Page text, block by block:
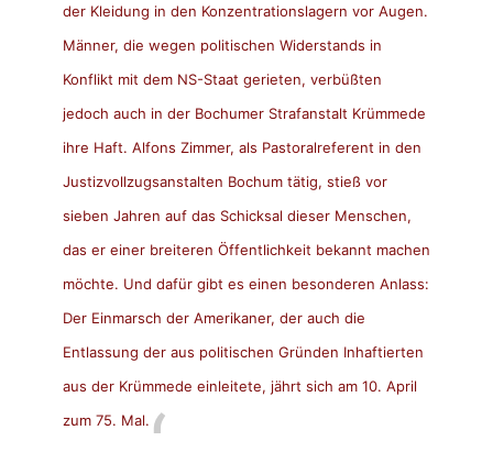
der Kleidung in den Konzentrationslagern vor Augen.
Männer, die wegen politischen Widerstands in
Konflikt mit dem NS-Staat gerieten, verbüßten
jedoch auch in der Bochumer Strafanstalt Krümmede
ihre Haft. Alfons Zimmer, als Pastoralreferent in den
Justizvollzugsanstalten Bochum tätig, stieß vor
sieben Jahren auf das Schicksal dieser Menschen,
das er einer breiteren Öffentlichkeit bekannt machen
möchte. Und dafür gibt es einen besonderen Anlass:
Der Einmarsch der Amerikaner, der auch die
Entlassung der aus politischen Gründen Inhaftierten
aus der Krümmede einleitete, jährt sich am 10. April
zum 75. Mal.